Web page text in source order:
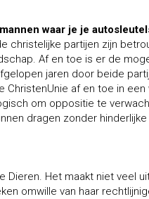
waar je je
christelijke partijen zijn
Af en toe is er de
jaren door beide
ChristenUnie af en toe in
om oppositie te
dragen zonder
Dieren. Het maakt niet veel
omwille van haar